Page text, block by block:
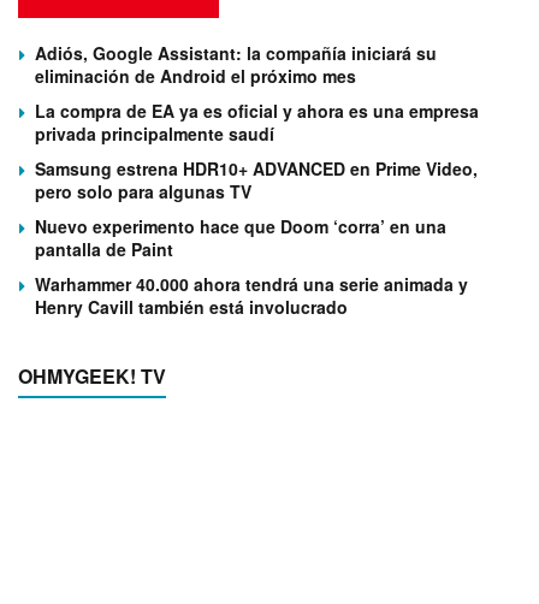
Adiós, Google Assistant: la compañía iniciará su
eliminación de Android el próximo mes
La compra de EA ya es oficial y ahora es una empresa
privada principalmente saudí
Samsung estrena HDR10+ ADVANCED en Prime Video,
pero solo para algunas TV
Nuevo experimento hace que Doom ‘corra’ en una
pantalla de Paint
Warhammer 40.000 ahora tendrá una serie animada y
Henry Cavill también está involucrado
OHMYGEEK! TV